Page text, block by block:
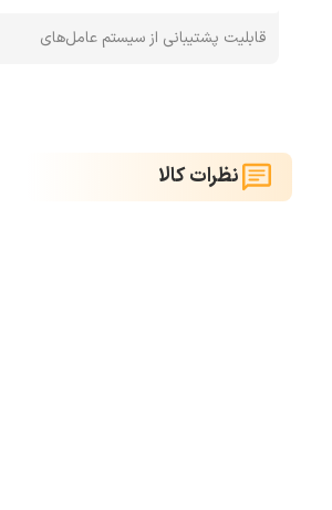
قابلیت پشتیبانی از سیستم عامل‌های
نظرات کالا